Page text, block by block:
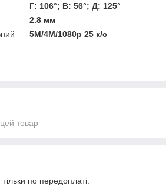
Г: 106°; В: 56°; Д: 125°
2.8 мм
5M/4М/1080p 25 к/с
товар
по передоплаті.